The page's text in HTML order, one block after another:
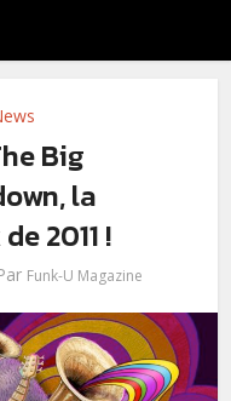
Big
la
2011 !
Funk-U Magazine